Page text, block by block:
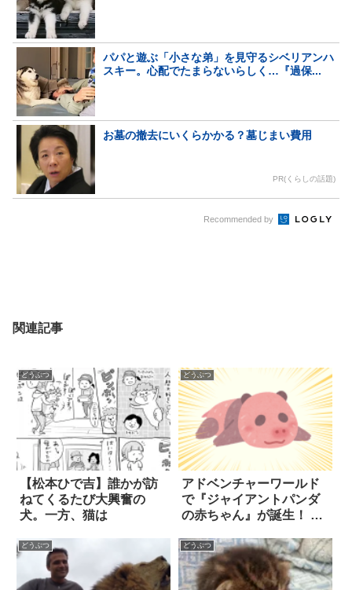
パパと遊ぶ「小さな弟」を見守るシベリアンハ
スキー。心配でたまらないらしく…『過保...
お墓の撤去にいくらかかる？墓じまい費用
PR(くらしの話題)
Recommended by
関連記事
どうぶつ
【松本ひで吉】誰かが訪
ねてくるたび大興奮の
犬。一方、猫は
どうぶつ
アドベンチャーワールド
で『ジャイアントパンダ
の赤ちゃん』が誕生！ い
どうぶつ どうぶつ